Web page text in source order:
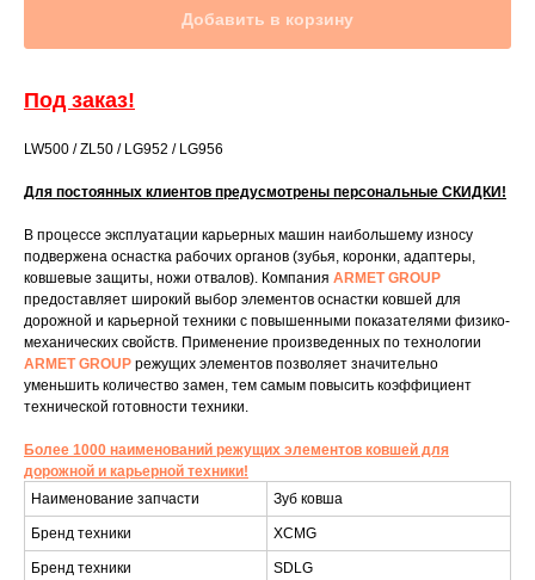
Добавить в корзину
Под заказ!
LW500 / ZL50 / LG952 / LG956
Для постоянных клиентов предусмотрены персональные СКИДКИ!
В процессе эксплуатации карьерных машин наибольшему износу
подвержена оснастка рабочих органов (зубья, коронки, адаптеры,
ковшевые защиты, ножи отвалов). Компания ARMET GROUP
предоставляет широкий выбор элементов оснастки ковшей для
дорожной и карьерной техники с повышенными показателями физико-
механических свойств. Применение произведенных по технологии
ARMET GROUP режущих элементов позволяет значительно
уменьшить количество замен, тем самым повысить коэффициент
технической готовности техники.
Более 1000 наименований режущих элементов ковшей для
дорожной и карьерной техники!
Наименование запчасти
Зуб ковша
Бренд техники XCMG
Бренд техники SDLG